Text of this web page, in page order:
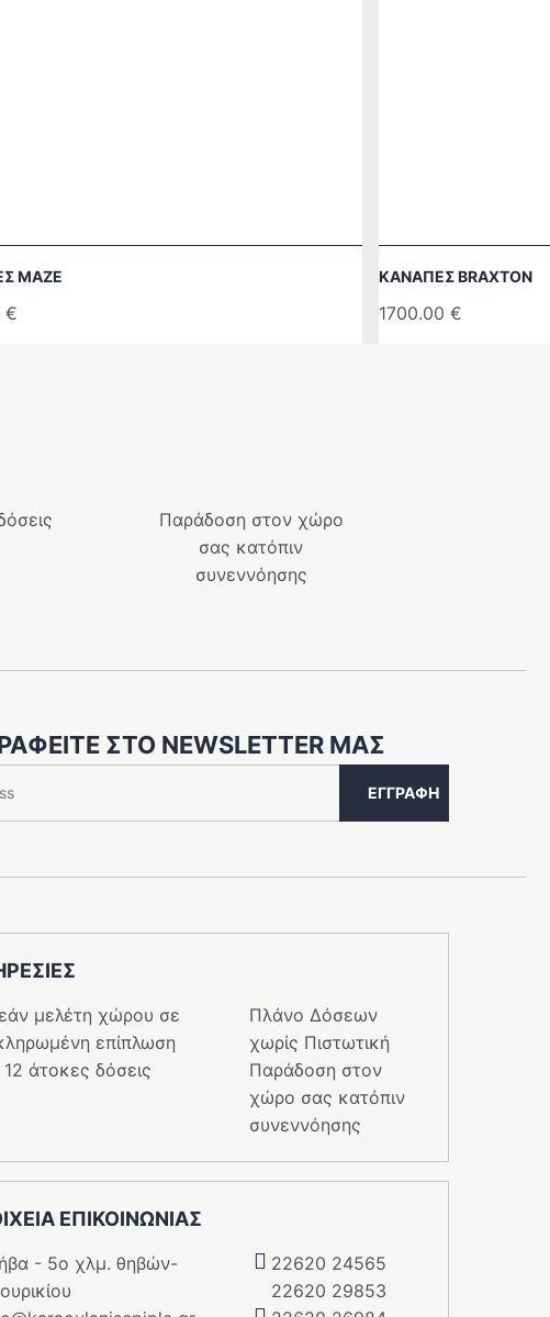
MAZE
€
ΚΑΝΑΠΈΣ BRAXTON
1700.00 €
Παράδοση στον χώρο
σας κατόπιν
συνεννόησης
ΣΤΟ NEWSLETTER ΜΑΣ
ΕΓΓΡΑΦΉ
μελέτη χώρου σε
επίπλωση
Πλάνο Δόσεων
χωρίς Πιστωτική
άτοκες δόσεις
Παράδοση στον
χώρο σας κατόπιν
συνεννόησης
ΕΠΙΚΟΙΝΩΝΙΑΣ
- 5o χλμ. θηβών-
22620 24565
22620 29853